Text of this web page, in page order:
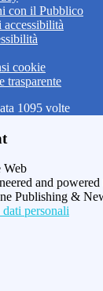
con il Pubblico
cookie
trasparente
1095 volte
and
Publishing &
personali